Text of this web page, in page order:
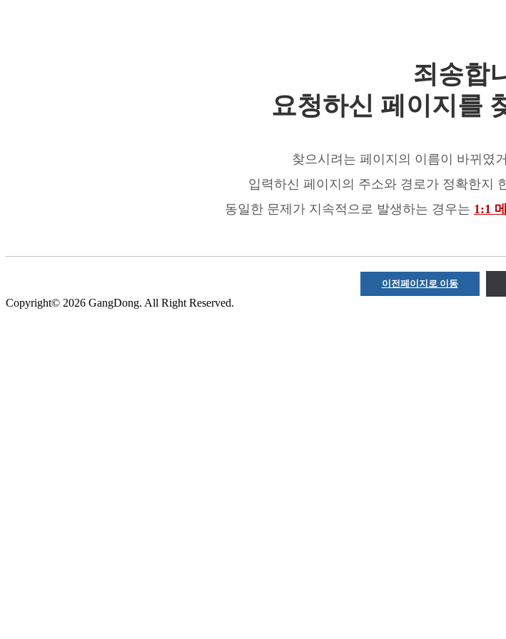
죄송합
요청하신 페이지를
찾으시려는 페이지의 이름이 바뀌였
입력하신 페이지의 주소와 경로가 정확한지
동일한 문제가 지속적으로 발생하는 경우는 1:1
이전페이지로 이동
Copyright© 2026 GangDong. All Right Reserved.